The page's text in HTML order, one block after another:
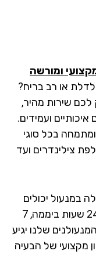
ומורשה
או רב בריח?
מהיר,
ועמידים.
בכל סוגי
ועד
יכולים
להוביל למצוקה רבה, ולכן אנו זמינים 24 שעות ביממה, 7
שלנו יגיע
של הבעיה